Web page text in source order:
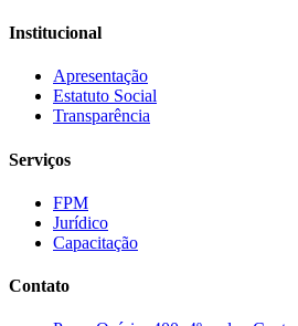
Institucional
Apresentação
Estatuto Social
Transparência
Serviços
FPM
Jurídico
Capacitação
Contato